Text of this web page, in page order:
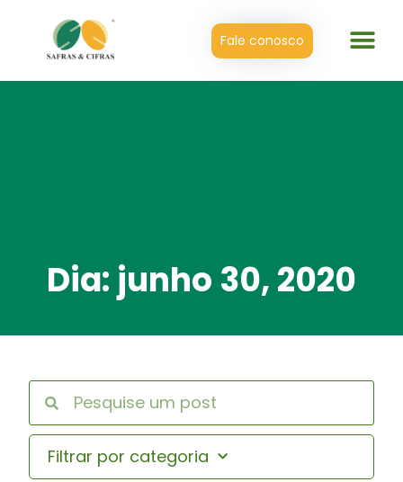
Fale conosco
Dia: junho 30, 2020
Filtrar por categoria